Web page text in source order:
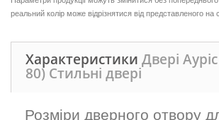
реальний колір може відрізнятися від представленого на
Характеристики Двері
80) Стильні двері
Розміри дверного отвору